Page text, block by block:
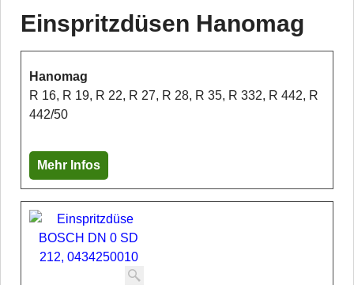
Einspritzdüsen Hanomag
Hanomag
R 16, R 19, R 22, R 27, R 28, R 35, R 332, R 442, R
442/50
Mehr Infos